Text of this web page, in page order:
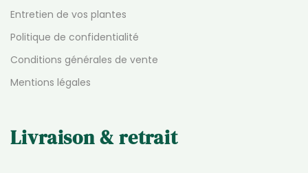
Entretien de vos plantes
Politique de confidentialité
Conditions générales de vente
Mentions légales
Livraison & retrait